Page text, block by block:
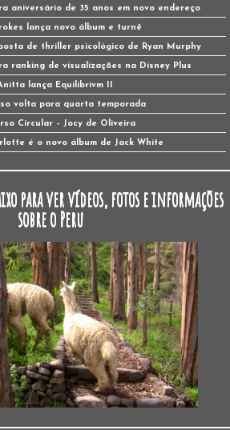
aniversário de 35 anos em novo endereço
lança novo álbum e turnê
de thriller psicológico de Ryan Murphy
ranking de visualizações na Disney Plus
lança Equilibrivm II
volta para quarta temporada
Circular – Jocy de Oliveira
é o novo álbum de Jack White
para ver vídeos, fotos e informações
sobre o Peru